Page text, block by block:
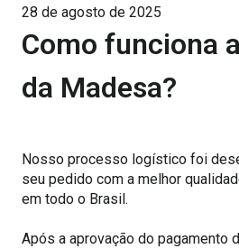
28 de agosto de 2025
Como funciona
da Madesa?
Nosso processo logístico foi
seu pedido com a melhor
em todo o Brasil.
Após a aprovação do pagamento